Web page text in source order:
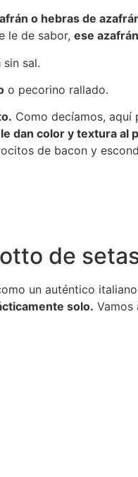
o hebras de
le de sabor, ese
sin sal.
o pecorino rallado.
Como decíamos, aquí
dan color y textura al
de bacon y
de
un auténtico
solo. Vamos